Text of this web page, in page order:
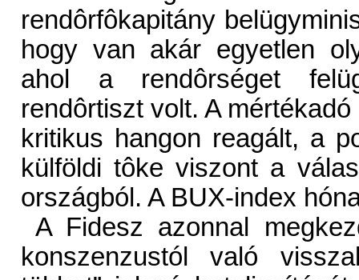
rendôrfôkapitány
hogy van akár egyetlen
ahol a rendôrséget
rendôrtiszt volt. A
kritikus hangon reagált, a
külföldi tôke viszont a
országból. A BUX-index
A Fidesz azonnal
konszenzustól való